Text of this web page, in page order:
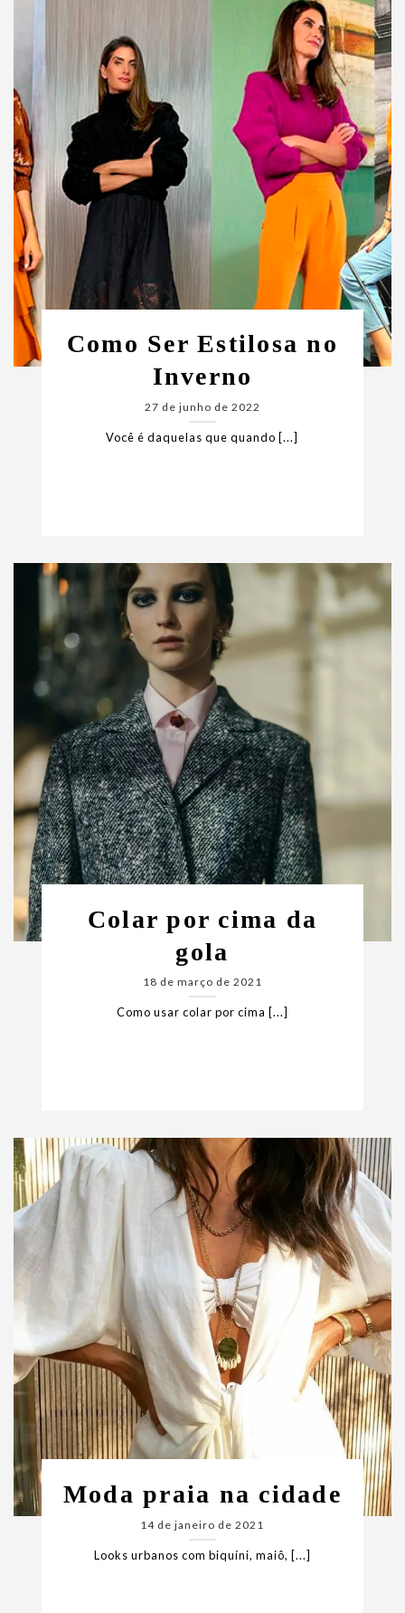
Como Ser Estilosa no
Inverno
27 de junho de 2022
Você é daquelas que quando [...]
Colar por cima da
gola
18 de março de 2021
Como usar colar por cima [...]
Moda praia na cidade
14 de janeiro de 2021
Looks urbanos com biquíni, maiô, [...]